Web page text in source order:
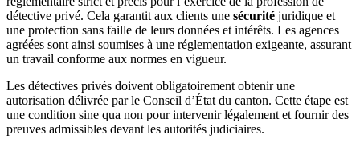
détective privé. Cela garantit aux clients une sécurité juridique et
une protection sans faille de leurs données et intérêts. Les agences
agréées sont ainsi soumises à une réglementation exigeante, assurant
un travail conforme aux normes en vigueur.
Les détectives privés doivent obligatoirement obtenir une
autorisation délivrée par le Conseil d’État du canton. Cette étape est
une condition sine qua non pour intervenir légalement et fournir des
preuves admissibles devant les autorités judiciaires.